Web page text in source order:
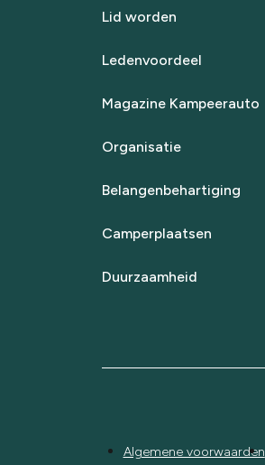
Lid worden
Ledenvoordeel
Magazine Kampeerauto
Organisatie
Belangenbehartiging
Camperplaatsen
Duurzaamheid
Algemene voorwaarden